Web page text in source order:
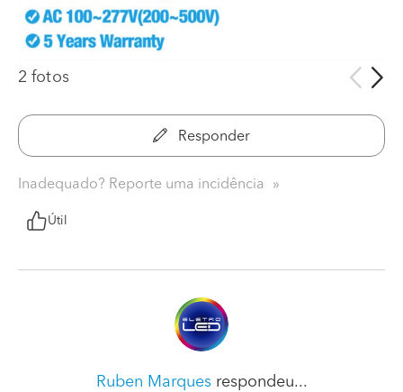
2 fotos
Responder
Inadequado? Reporte uma incidência
Útil
Ruben Marquesrespondeu...